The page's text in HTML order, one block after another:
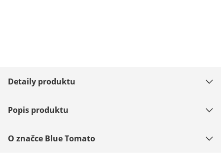
Detaily produktu
Popis produktu
O značce Blue Tomato